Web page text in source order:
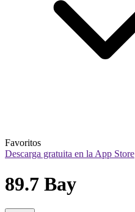
Favoritos
Descarga gratuita en la App Store
89.7 Bay